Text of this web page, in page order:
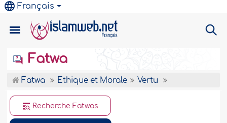
Français
Fatwa
Fatwa Ethique et Morale Vertu
Recherche Fatwas